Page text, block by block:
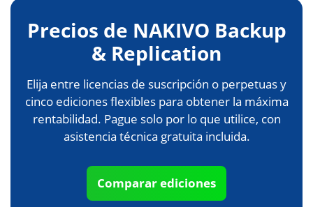
Precios de NAKIVO Backup
& Replication
Elija entre licencias de suscripción o perpetuas y
cinco ediciones flexibles para obtener la máxima
rentabilidad. Pague solo por lo que utilice, con
asistencia técnica gratuita incluida.
Comparar ediciones